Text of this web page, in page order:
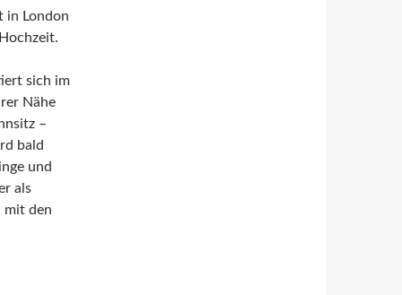
in London
sich im
Nähe
–
bald
und
als
mit den